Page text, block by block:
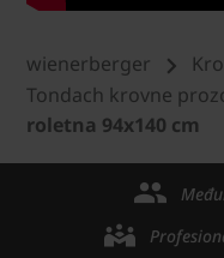
wienerberger
Tondach krovne
roletna 94x140 cm